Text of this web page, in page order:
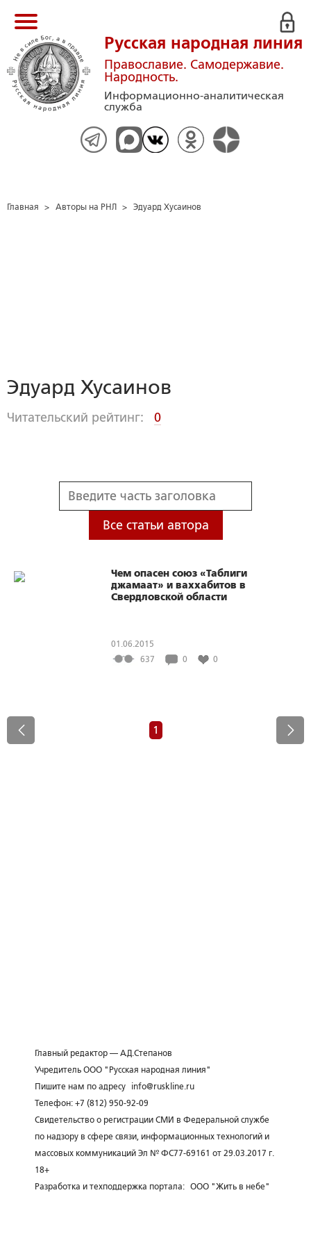
Русская народная линия
Православие. Самодержавие.
Народность.
Информационно-аналитическая
служба
Главная > Авторы на РНЛ > Эдуард Хусаинов
Эдуард Хусаинов
Читательский рейтинг: 0
Все статьи автора
Чем опасен союз «Таблиги
джамаат» и ваххабитов в
Свердловской области
01.06.2015
637
0 0
1
Главный редактор — А.Д.Степанов
Учредитель ООО "Русская народная линия"
Пишите нам по адресу
info@ruskline.ru
Телефон: +7 (812) 950-92-09
Свидетельство о регистрации СМИ в Федеральной службе
по надзору в сфере связи, информационных технологий и
массовых коммуникаций Эл № ФС77-69161 от 29.03.2017 г.
18+
Разработка и техподдержка портала: ООО "Жить в небе"